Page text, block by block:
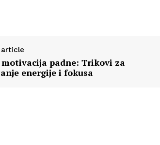
article
motivacija padne: Trikovi za
energije i fokusa